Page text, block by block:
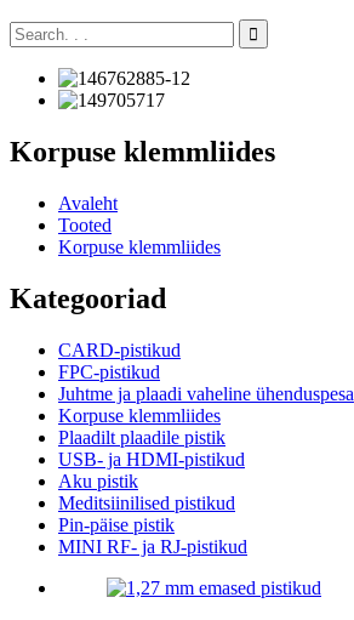
Korpuse klemmliides
Avaleht
Tooted
Korpuse klemmliides
Kategooriad
CARD-pistikud
FPC-pistikud
Juhtme ja plaadi vaheline ühenduspesa
Korpuse klemmliides
Plaadilt plaadile pistik
USB- ja HDMI-pistikud
Aku pistik
Meditsiinilised pistikud
Pin-päise pistik
MINI RF- ja RJ-pistikud